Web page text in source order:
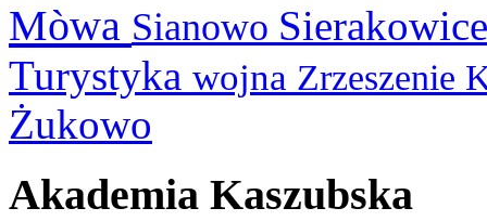
Mòwa Sianowo
Turystyka wojna Zrzeszenie
Żukowo
Akademia Kaszubska